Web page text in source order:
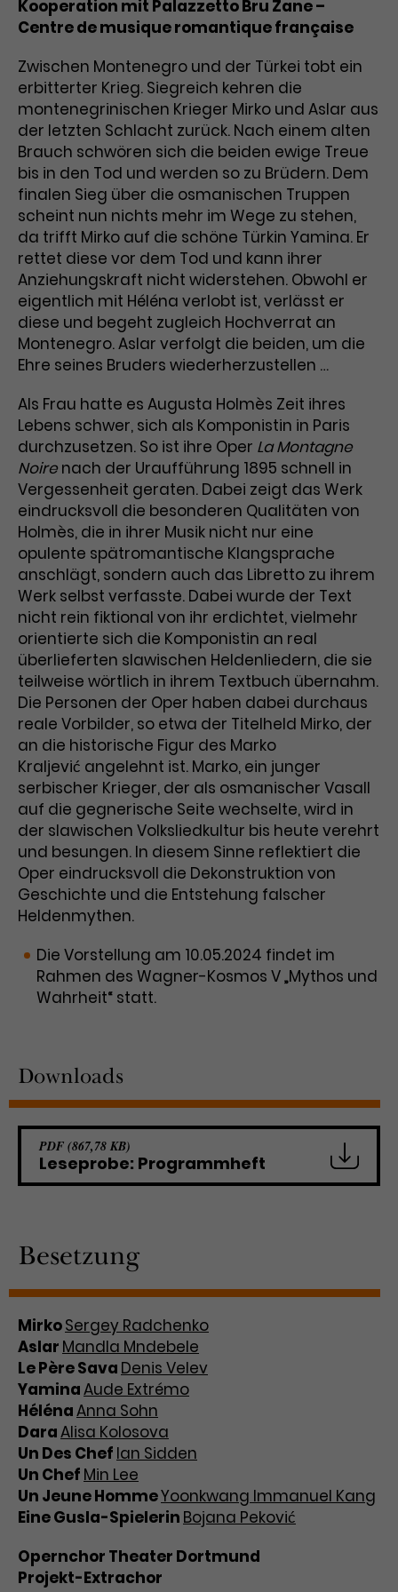
Anbieter Google Analytics
Laufzeit 1 Minute
Zweck
Das ist ein von Google Analytics
gesetztes Cookie. Bestimmte
Daten werden nur maximal einmal
pro Minute an Google Analytics
gesendet. Solange es gesetzt ist,
werden bestimmte
Datenübertragungen
unterbunden.
Laufzeit 3 Monate
Zweck
Dieses Cookie wird verwendet, um
Nutzerinteraktionen mit
Werbeanzeigen zu messen und
Remarketing-Funktionen
bereitzustellen.
Name IDE
Anbieter Google / DoubleClick
Laufzeit 1 Jahr
Dieses Cookie dient der Anzeige
personalisierter Werbung und
Werbekampagnen über
verschiedene Websites hinweg.
Kooperation mit Palazzetto Bru Zane –
Centre de musique romantique française
Zwischen Montenegro und der Türkei tobt ein
erbitterter Krieg. Siegreich kehren die
montenegrinischen Krieger Mirko und Aslar aus
der letzten Schlacht zurück. Nach einem alten
Brauch schwören sich die beiden ewige Treue
bis in den Tod und werden so zu Brüdern. Dem
finalen Sieg über die osmanischen Truppen
scheint nun nichts mehr im Wege zu stehen,
da trifft Mirko auf die schöne Türkin Yamina. Er
rettet diese vor dem Tod und kann ihrer
Anziehungskraft nicht widerstehen. Obwohl er
eigentlich mit Héléna verlobt ist, verlässt er
diese und begeht zugleich Hochverrat an
Montenegro. Aslar verfolgt die beiden, um die
Ehre seines Bruders wiederherzustellen …
Als Frau hatte es Augusta Holmès Zeit ihres
Lebens schwer, sich als Komponistin in Paris
durchzusetzen. So ist ihre Oper La Montagne
Noirenach der Uraufführung 1895 schnell in
Vergessenheit geraten. Dabei zeigt das Werk
eindrucksvoll die besonderen Qualitäten von
Holmès, die in ihrer Musik nicht nur eine
opulente spätromantische Klangsprache
anschlägt, sondern auch das Libretto zu ihrem
Werk selbst verfasste. Dabei wurde der Text
nicht rein fiktional von ihr erdichtet, vielmehr
orientierte sich die Komponistin an real
überlieferten slawischen Heldenliedern, die sie
teilweise wörtlich in ihrem Textbuch übernahm.
Die Personen der Oper haben dabei durchaus
reale Vorbilder, so etwa der Titelheld Mirko, der
an die historische Figur des Marko
Kraljević angelehnt ist. Marko, ein junger
serbischer Krieger, der als osmanischer Vasall
auf die gegnerische Seite wechselte, wird in
der slawischen Volksliedkultur bis heute verehrt
und besungen. In diesem Sinne reflektiert die
Oper eindrucksvoll die Dekonstruktion von
Geschichte und die Entstehung falscher
Heldenmythen.
Die Vorstellung am 10.05.2024 findet im
Rahmen des Wagner-Kosmos V „Mythos und
Wahrheit“ statt.
Downloads
PDF (867,78 KB)
Leseprobe: Programmheft
Besetzung
MirkoSergey Radchenko
Aslar Mandla Mndebele
Le Père Sava Denis Velev
YaminaAude Extrémo
HélénaAnna Sohn
DaraAlisa Kolosova
Un Des Chef Ian Sidden
Un Chef Min Lee
Un Jeune HommeYoonkwang Immanuel Kang
Eine Gusla-Spielerin Bojana Peković
Opernchor Theater Dortmund
Projekt-Extrachor